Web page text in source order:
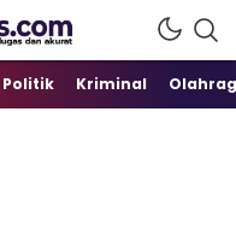
Politik Kriminal